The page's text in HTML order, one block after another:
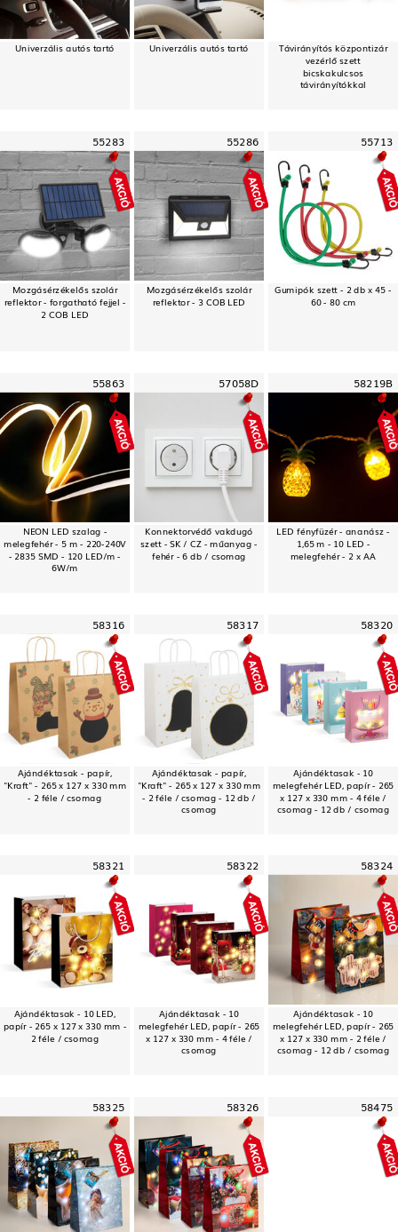
Univerzális autós tartó Univerzális autós tartó
Távirányítós központizár
vezérlő szett
bicskakulcsos
távirányítókkal
55283
Mozgásérzékelős szolár
reflektor - forgatható fejjel -
2 COB LED
55286
Mozgásérzékelős szolár
reflektor - 3 COB LED
55713
Gumipók szett - 2 db x 45 -
60 - 80 cm
55863
NEON LED szalag -
melegfehér - 5 m - 220-240V
- 2835 SMD - 120 LED/m -
6W/m
57058D
Konnektorvédő vakdugó
szett - SK / CZ - műanyag -
fehér - 6 db / csomag
58219B
LED fényfüzér - ananász -
1,65 m - 10 LED -
melegfehér - 2 x AA
58316
Ajándéktasak - papír,
"Kraft" - 265 x 127 x 330 mm
- 2 féle / csomag
58317
Ajándéktasak - papír,
"Kraft" - 265 x 127 x 330 mm
- 2 féle / csomag - 12 db /
csomag
58320
Ajándéktasak - 10
melegfehér LED, papír - 265
x 127 x 330 mm - 4 féle /
csomag - 12 db / csomag
58321
Ajándéktasak - 10 LED,
papír - 265 x 127 x 330 mm -
2 féle / csomag
58322
Ajándéktasak - 10
melegfehér LED, papír - 265
x 127 x 330 mm - 4 féle /
csomag
58324
Ajándéktasak - 10
melegfehér LED, papír - 265
x 127 x 330 mm - 2 féle /
csomag - 12 db / csomag
58325 58326 58475